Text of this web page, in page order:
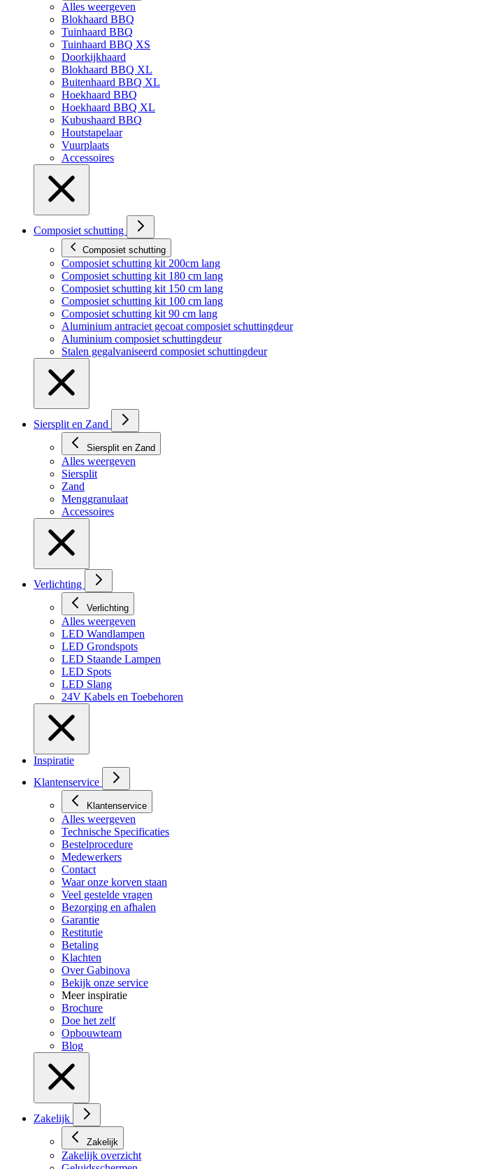
Alles weergeven
Blokhaard BBQ
Tuinhaard BBQ
Tuinhaard BBQ XS
Doorkijkhaard
Blokhaard BBQ XL
Buitenhaard BBQ XL
Hoekhaard BBQ
Hoekhaard BBQ XL
Kubushaard BBQ
Houtstapelaar
Vuurplaats
Accessoires
Composiet schutting
Composiet schutting
Composiet schutting kit 200cm lang
Composiet schutting kit 180 cm lang
Composiet schutting kit 150 cm lang
Composiet schutting kit 100 cm lang
Composiet schutting kit 90 cm lang
Aluminium antraciet gecoat composiet schuttingdeur
Aluminium composiet schuttingdeur
Stalen gegalvaniseerd composiet schuttingdeur
Siersplit en Zand
Siersplit en Zand
Alles weergeven
Siersplit
Zand
Menggranulaat
Accessoires
Verlichting
Verlichting
Alles weergeven
LED Wandlampen
LED Grondspots
LED Staande Lampen
LED Spots
LED Slang
24V Kabels en Toebehoren
Inspiratie
Klantenservice
Klantenservice
Alles weergeven
Technische Specificaties
Bestelprocedure
Medewerkers
Contact
Waar onze korven staan
Veel gestelde vragen
Bezorging en afhalen
Garantie
Restitutie
Betaling
Klachten
Over Gabinova
Bekijk onze service
Meer inspiratie
Brochure
Doe het zelf
Opbouwteam
Blog
Zakelijk
Zakelijk
Zakelijk overzicht